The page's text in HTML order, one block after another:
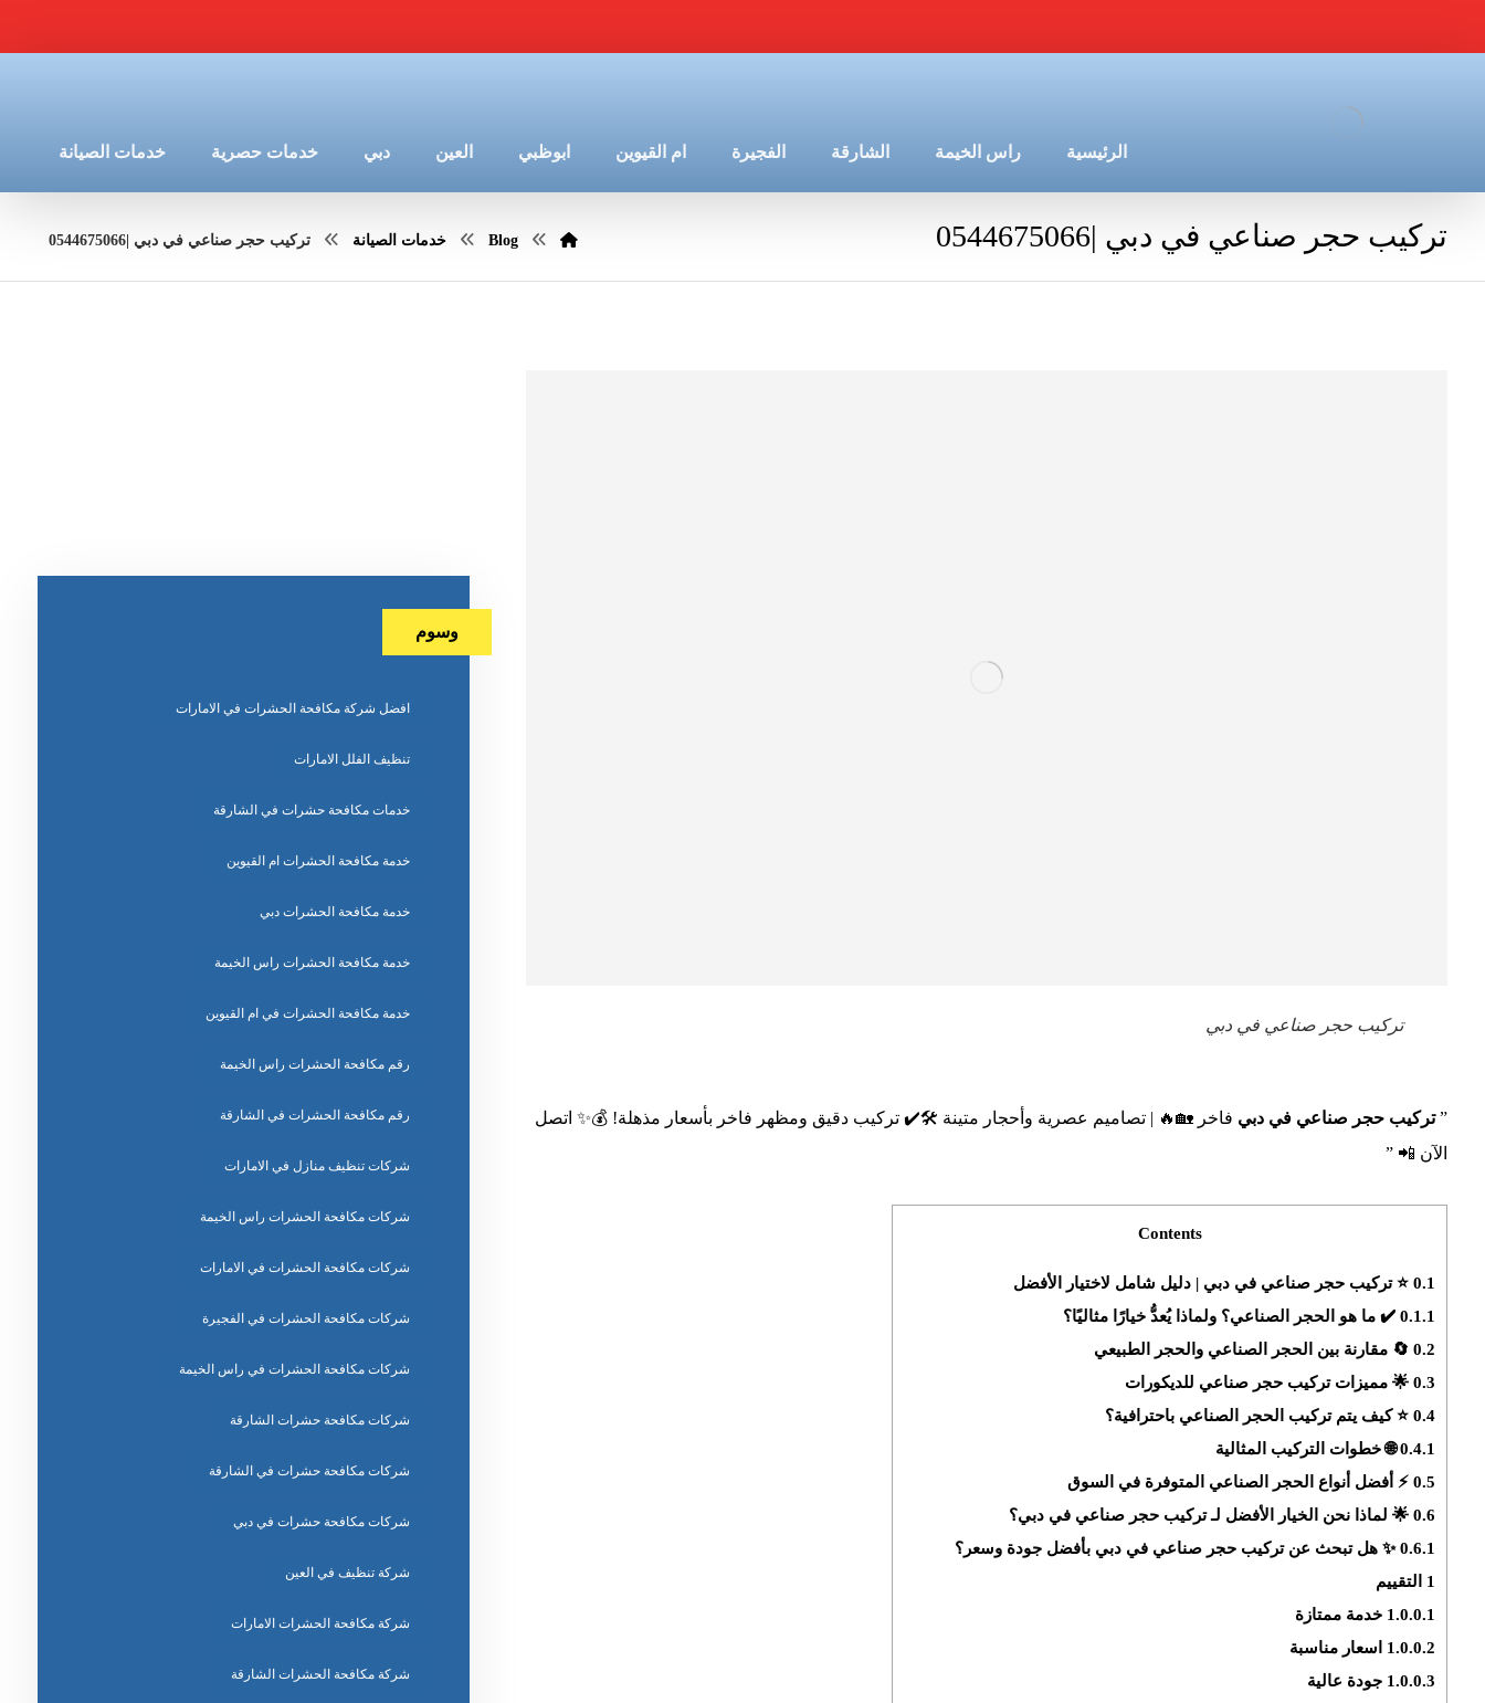
الرئيسية راس الخيمة الشارقة الفجيرة ام القيوين ابوظبي العين دبي خدمات حصرية خدمات الصيانة
تركيب حجر صناعي في دبي |0544675066 Blog خدمات الصيانة تركيب حجر صناعي في دبي |0544675066
تركيب حجر صناعي في دبي
”تركيب حجر صناعي في دبي فاخر 🏡🔥 | تصاميم عصرية وأحجار متينة 🛠️✔️ تركيب دقيق ومظهر فاخر بأسعار مذهلة! 💰✨ اتصل
الآن 📲 ”
Contents
0.1⭐️ تركيب حجر صناعي في دبي | دليل شامل لاختيار الأفضل
0.1.1✔️ ما هو الحجر الصناعي؟ ولماذا يُعدُّ خيارًا مثاليًا؟
0.2🔄 مقارنة بين الحجر الصناعي والحجر الطبيعي
0.3🌟 مميزات تركيب حجر صناعي للديكورات
0.4⭐ كيف يتم تركيب الحجر الصناعي باحترافية؟
0.4.1🌐 خطوات التركيب المثالية
0.5⚡️ أفضل أنواع الحجر الصناعي المتوفرة في السوق
0.6🌟 لماذا نحن الخيار الأفضل لـ تركيب حجر صناعي في دبي؟
0.6.1✨ هل تبحث عن تركيب حجر صناعي في دبي بأفضل جودة وسعر؟
1 التقييم
1.0.0.1 خدمة ممتازة
1.0.0.2 اسعار مناسبة
1.0.0.3 جودة عالية
وسوم
افضل شركة مكافحة الحشرات في الامارات
تنظيف الفلل الامارات
خدمات مكافحة حشرات في الشارقة
خدمة مكافحة الحشرات ام القيوين
خدمة مكافحة الحشرات دبي
خدمة مكافحة الحشرات راس الخيمة
خدمة مكافحة الحشرات في ام القيوين
رقم مكافحة الحشرات راس الخيمة
رقم مكافحة الحشرات في الشارقة
شركات تنظيف منازل في الامارات
شركات مكافحة الحشرات راس الخيمة
شركات مكافحة الحشرات في الامارات
شركات مكافحة الحشرات في الفجيرة
شركات مكافحة الحشرات في راس الخيمة
شركات مكافحة حشرات الشارقة
شركات مكافحة حشرات في الشارقة
شركات مكافحة حشرات في دبي
شركة تنظيف في العين
شركة مكافحة الحشرات الامارات
شركة مكافحة الحشرات الشارقة